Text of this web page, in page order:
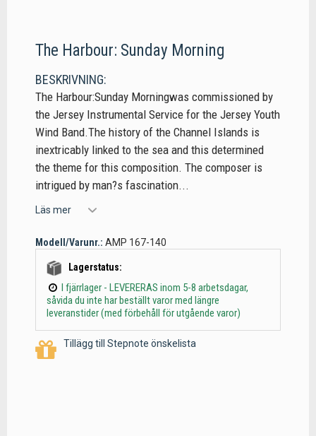
The Harbour: Sunday Morning
BESKRIVNING:
The Harbour:Sunday Morningwas commissioned by
the Jersey Instrumental Service for the Jersey Youth
Wind Band.The history of the Channel Islands is
inextricably linked to the sea and this determined
the theme for this composition. The composer is
intrigued by man?s fascination...
Läs mer
Modell/Varunr.: AMP 167-140
Lagerstatus:
I fjärrlager - LEVERERAS inom 5-8 arbetsdagar,
såvida du inte har beställt varor med längre
leveranstider (med förbehåll för utgående varor)
Tillägg till Stepnote önskelista